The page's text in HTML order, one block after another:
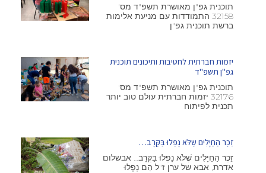
תוכנית גפ"ן מאושרת תשפ"ד מס'
32158 התמודדות עם מניעת אלימות
ברשת תוכנית גפ"ן
יזמות חברתית לחטיבות ותיכונים תוכנית
גפ"ן תשפ"ד
תוכנית גפ"ן מאושרת תשפ"ד מס'
32176 יזמות חברתית עולם טוב יותר
תכנית לפיתוח
זֵכֶר הַחַיָּלִים שֶׁלֹּא נָפְלוּ בַּקְּרָב…
זֵכֶר הַחַיָּלִים שֶׁלֹּא נָפְלוּ בַּקְּרָב… אבשלום
אדרת, אבא של ערן ז"ל הֵם נָפְלוּ